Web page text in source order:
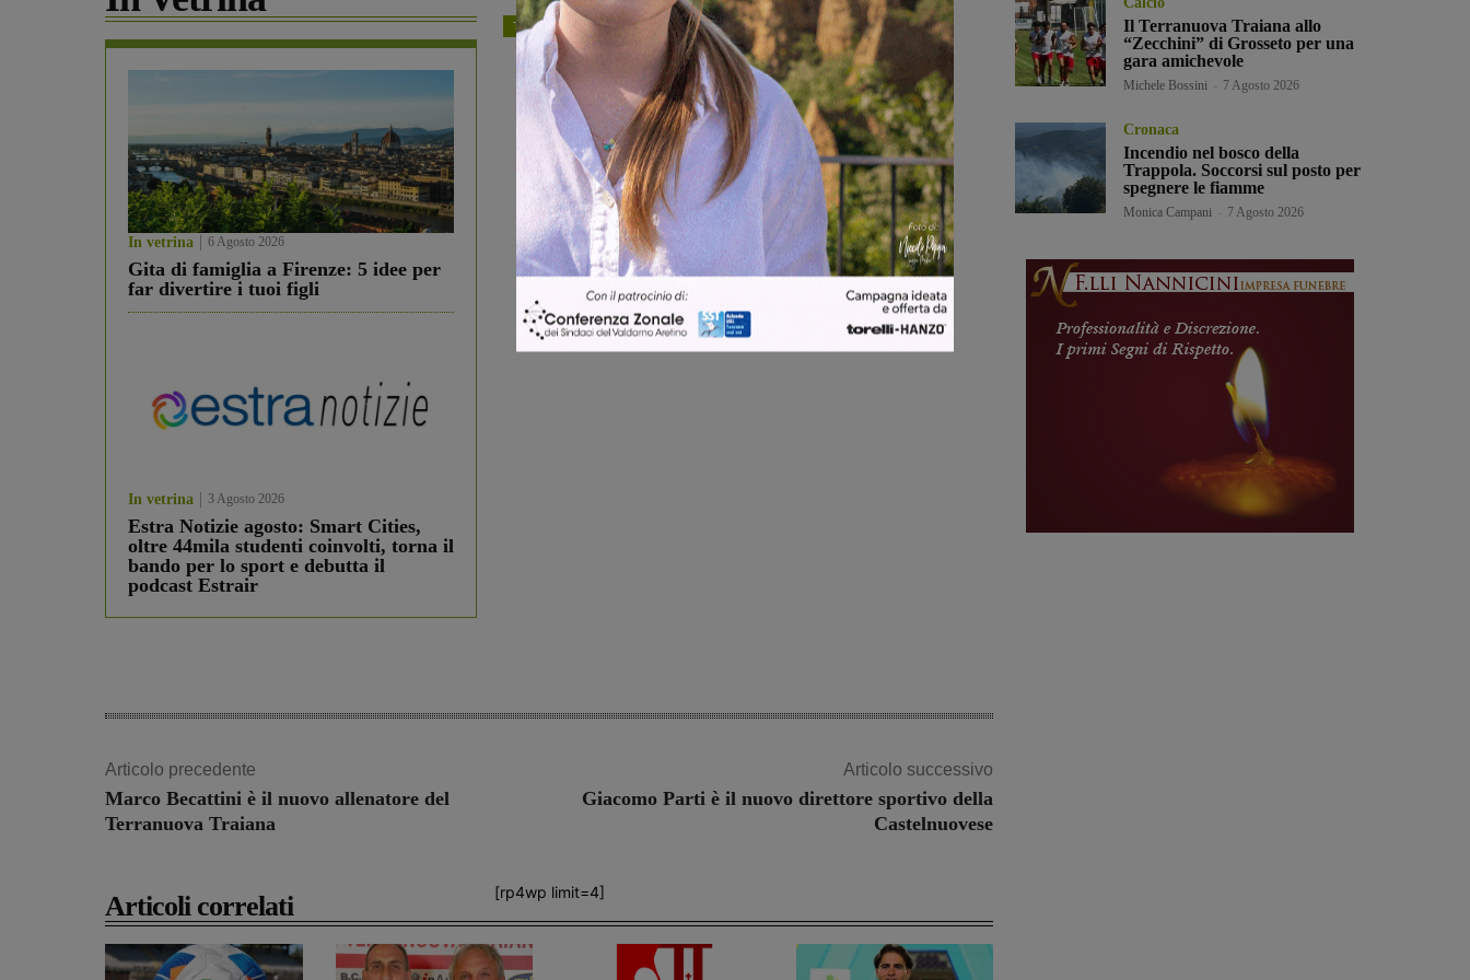
In vetrina 6 Agosto 2026
Gita di famiglia a Firenze: 5 idee per
far divertire i tuoi figli
In vetrina 3 Agosto 2026
Estra Notizie agosto: Smart Cities,
oltre 44mila studenti coinvolti, torna il
bando per lo sport e debutta il
podcast Estrair
TAGS Calcio giovanili
Share
Articolo precedente
Marco Becattini è il nuovo allenatore del
Terranuova Traiana
Articolo successivo
Giacomo Parti è il nuovo direttore sportivo della
Castelnuovese
[rp4wp limit=4]
Articoli correlati
Il Terranuova Traiana allo
“Zecchini” di Grosseto per una
gara amichevole
Michele Bossini 7 Agosto 2026
Cronaca
Incendio nel bosco della
Trappola. Soccorsi sul posto per
spegnere le fiamme
Monica Campani 7 Agosto 2026